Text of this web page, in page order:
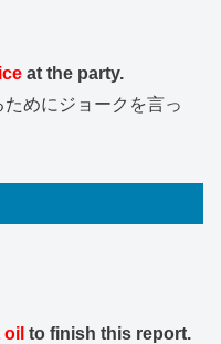
at the party.
めにジョークを言っ
to finish this report.